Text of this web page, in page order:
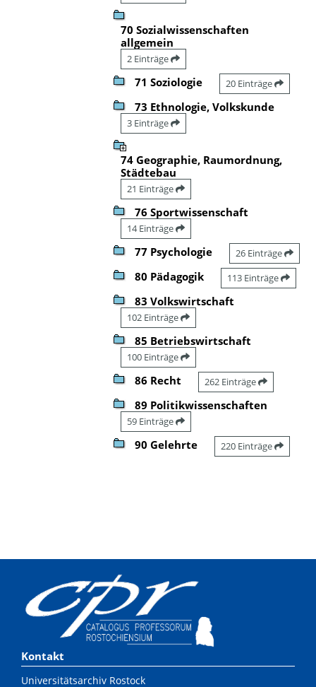
70 Sozialwissenschaften
allgemein
2 Einträge
71 Soziologie 20 Einträge
73 Ethnologie, Volkskunde
3 Einträge
74 Geographie, Raumordnung,
Städtebau
21 Einträge
76 Sportwissenschaft
14 Einträge
77 Psychologie 26 Einträge
80 Pädagogik 113 Einträge
83 Volkswirtschaft
102 Einträge
85 Betriebswirtschaft
100 Einträge
86 Recht 262 Einträge
89 Politikwissenschaften
59 Einträge
90 Gelehrte 220 Einträge
Kontakt
Universitätsarchiv Rostock